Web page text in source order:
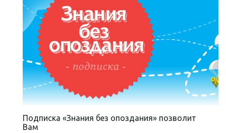
Подписка «Знания без опоздания» позволит
Вам